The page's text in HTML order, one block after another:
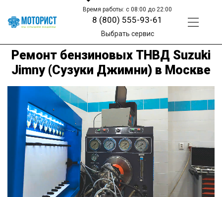
Время работы: с 08:00 до 22:00
8 (800) 555-93-61
Выбрать сервис
Ремонт бензиновых ТНВД Suzuki
Jimny (Сузуки Джимни) в Москве